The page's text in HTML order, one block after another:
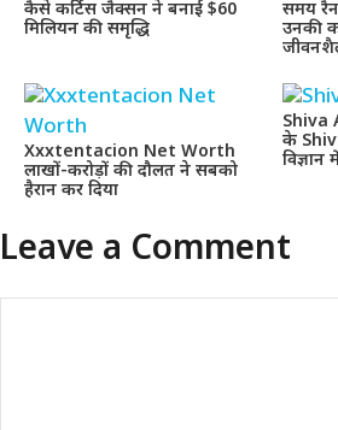
कैसे कर्टिस जैक्सन ने बनाई $60
मिलियन की समृद्धि
समय
उनकी
Xxxtentacion Net Worth
लाखों-करोड़ों की दौलत ने सबको
हैरान कर दिया
Shiva
के
विज्ञान
Leave a Comment